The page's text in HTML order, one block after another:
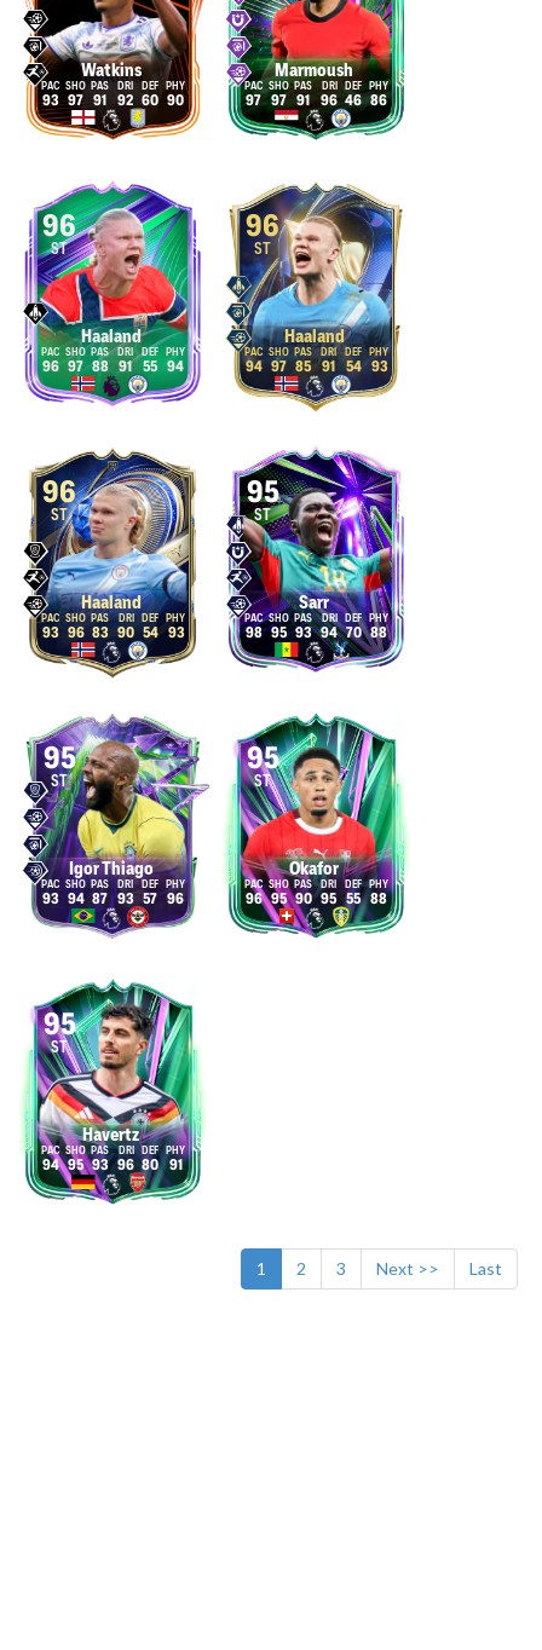
Watkins
93 97 91 92 60 90
Marmoush
97 97 91 96 46 86
96
ST
Haaland
96 97 88 91 55 94
96
ST
Haaland
94 97 85 91 54 93
96
ST
Haaland
93 96 83 90 54 93
95
ST
Sarr
98 95 93 94 70 88
95
ST
Igor Thiago
93 94 87 93 57 96
95
ST
Okafor
96 95 90 95 55 88
95
ST
Havertz
94 95 93 96 80 91
1 2 3 Next >> Last